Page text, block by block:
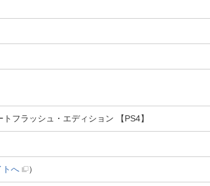
フラッシュ・エディション 【PS4】
トへ ）